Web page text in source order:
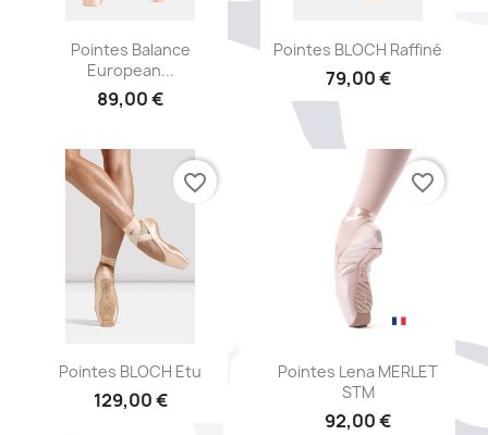
Aperçu rapide
Pointes Balance
European...
89,00 €
Aperçu rapide
Pointes BLOCH Raffiné
79,00 €
Aperçu rapide
Pointes BLOCH Etu
129,00 €
favorite_border
Aperçu rapide
Pointes Lena MERLET
STM
92,00 €
favorite_border